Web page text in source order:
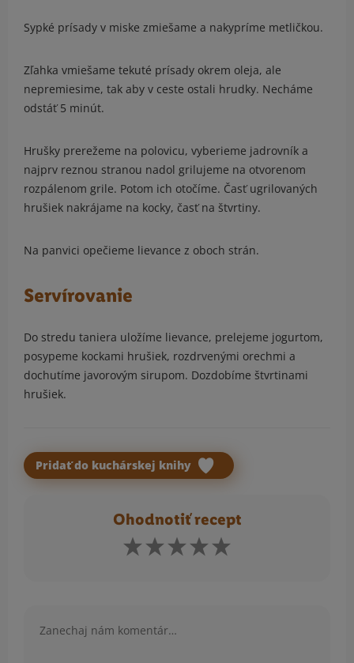
Sypké prísady v miske zmiešame a nakypríme metličkou.
Zľahka vmiešame tekuté prísady okrem oleja, ale
nepremiesime, tak aby v ceste ostali hrudky. Necháme
odstáť 5 minút.
Hrušky prerežeme na polovicu, vyberieme jadrovník a
najprv reznou stranou nadol grilujeme na otvorenom
rozpálenom grile. Potom ich otočíme. Časť ugrilovaných
hrušiek nakrájame na kocky, časť na štvrtiny.
Na panvici opečieme lievance z oboch strán.
Servírovanie
Do stredu taniera uložíme lievance, prelejeme jogurtom,
posypeme kockami hrušiek, rozdrvenými orechmi a
dochutíme javorovým sirupom. Dozdobíme štvrtinami
hrušiek.
Pridať do kuchárskej knihy
Ohodnotiť recept